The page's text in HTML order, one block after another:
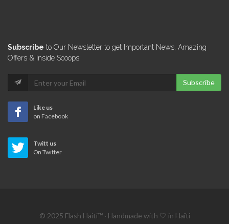
FINCA International
10441
La Carte…
9288
Subscribe to Our Newsletter to get Important News, Amazing
Offers & Inside Scoops:
Subscribe
Like us
on Facebook
Twitt us
On Twitter
© 2025 Flash Haiti™ · Handmade with 🤍 in Haïti